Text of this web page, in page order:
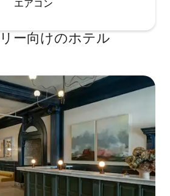
エアコン
ー向⁠け⁠のホ⁠テ⁠ル